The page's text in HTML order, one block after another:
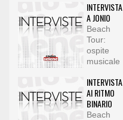
INTERVISTA
A JONIO
Beach
Tour:
ospite
musicale
INTERVISTA
AI RITMO
BINARIO
Beach